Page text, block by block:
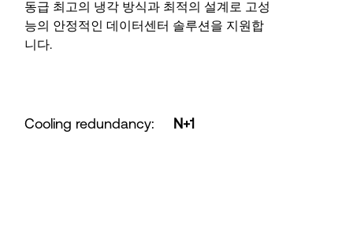
동급 최고의 냉각 방식과 최적의 설계로 고성
능의 안정적인 데이터센터 솔루션을 지원합
니다.
Cooling redundancy: N+1